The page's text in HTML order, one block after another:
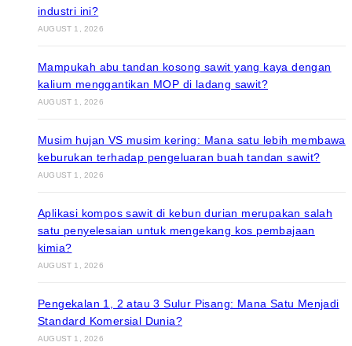
industri ini?
AUGUST 1, 2026
Mampukah abu tandan kosong sawit yang kaya dengan
kalium menggantikan MOP di ladang sawit?
AUGUST 1, 2026
Musim hujan VS musim kering: Mana satu lebih membawa
keburukan terhadap pengeluaran buah tandan sawit?
AUGUST 1, 2026
Aplikasi kompos sawit di kebun durian merupakan salah
satu penyelesaian untuk mengekang kos pembajaan
kimia?
AUGUST 1, 2026
Pengekalan 1, 2 atau 3 Sulur Pisang: Mana Satu Menjadi
Standard Komersial Dunia?
AUGUST 1, 2026